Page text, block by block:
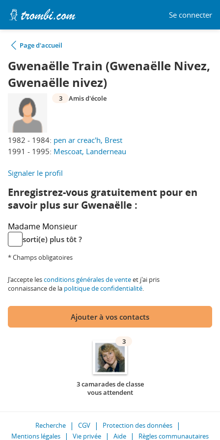
Se connecter
Page d'accueil
Gwenaëlle Train (Gwenaëlle Nivez,
Gwenaëlle nivez)
1982 - 1984: pen ar creac'h, Brest
1991 - 1995: Mescoat, Landerneau
3 Amis d'école
Signaler le profil
Enregistrez-vous gratuitement pour en
savoir plus sur Gwenaëlle :
Madame Monsieur
sorti(e) plus tôt ?
* Champs obligatoires
J'accepte lesconditions générales de venteet j'ai pris
connaissance de la politique de confidentialité.
Ajouter à vos contacts
3
3 camarades de classe
vous attendent
Recherche CGV
Protection des données
Mentions légales
Vie privée Aide Règles communautaires